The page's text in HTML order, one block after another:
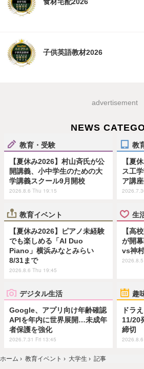
子供英語教材2026
advertisement
NEWS
教育・受験
【夏休み2026】村山斉氏が公
開講義、小中学生のための大
学講義スクール9月開校
2026.8.6 Thu 19:15
教
【夏
ス工
ア講
教育イベント
【夏休み2026】ピアノ未経験
でも楽しめる「AI Duo
Piano」横浜みなとみらい
8/31まで
2026.8.6 Thu 19:45
生
【高
が開
vs神
デジタル生活
Google、アプリ向け年齢確認
APIを年内に世界展開…未成年
者保護を強化
2026.7.31 Fri 13:45
趣
ドラ
11/20
締切
ホーム › 教育イベント › 大学生 › 記事